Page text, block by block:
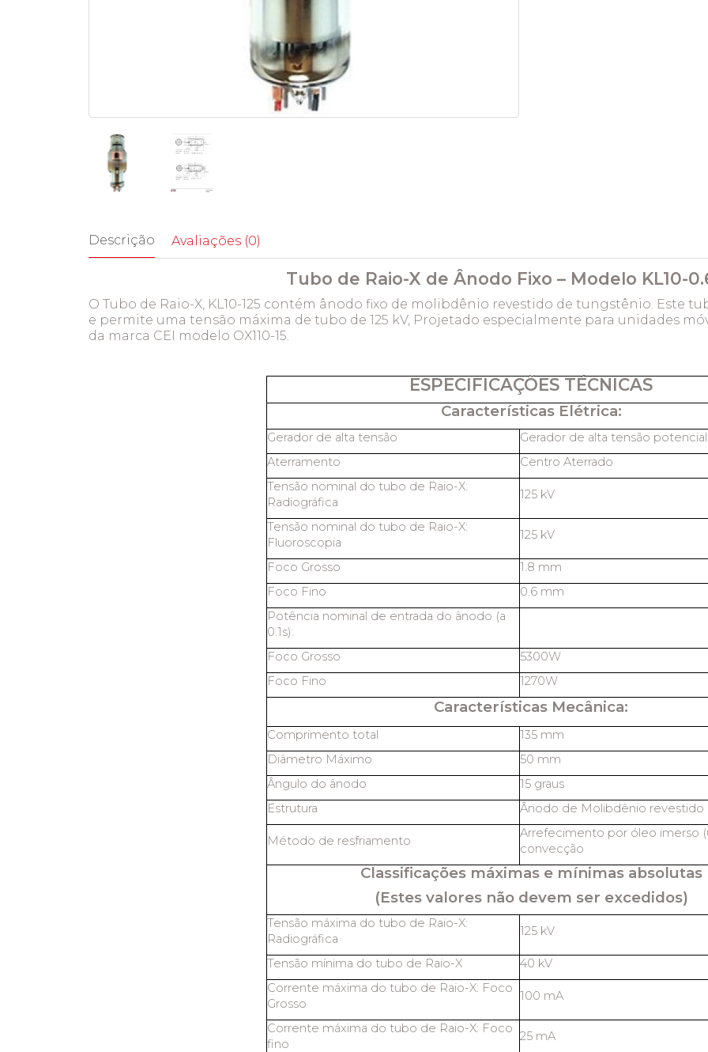
Descrição Avaliações (0)
Tubo de Raio-X de Ânodo Fixo – Modelo KL10-
O Tubo de Raio-X, KL10-125 contém ânodo fixo de molibdênio revestido de tungstênio. Este
e permite uma tensão máxima de tubo de 125 kV, Projetado especialmente para unidades
da marca CEI modelo OX110-15.
ESPECIFICAÇÕES TÉCNICAS
Características Elétrica:
Gerador de alta tensão
Gerador de alta tensão
Aterramento
Centro Aterrado
Tensão nominal do tubo de Raio-X:
Radiográfica
125 kV
Tensão nominal do tubo de Raio-X:
Fluoroscopia
125 kV
Foco Grosso
1.8 mm
Foco Fino
0.6 mm
Potência nominal de entrada do ânodo (a
0.1s):
Foco Grosso
5300W
Foco Fino
1270W
Características Mecânica:
Comprimento total
135 mm
Diâmetro Máximo
50 mm
Ângulo do ânodo
15 graus
Estrutura
Ânodo de Molibdênio revestido
Método de resfriamento
Arrefecimento por óleo imerso
convecção
Classificações máximas e mínimas absolutas
(Estes valores não devem ser excedidos)
Tensão máxima do tubo de Raio-X:
Radiográfica
125 kV
Tensão mínima do tubo de Raio-X
40 kV
Corrente máxima do tubo de Raio-X: Foco
Grosso
100 mA
Corrente máxima do tubo de Raio-X: Foco
fino
25 mA